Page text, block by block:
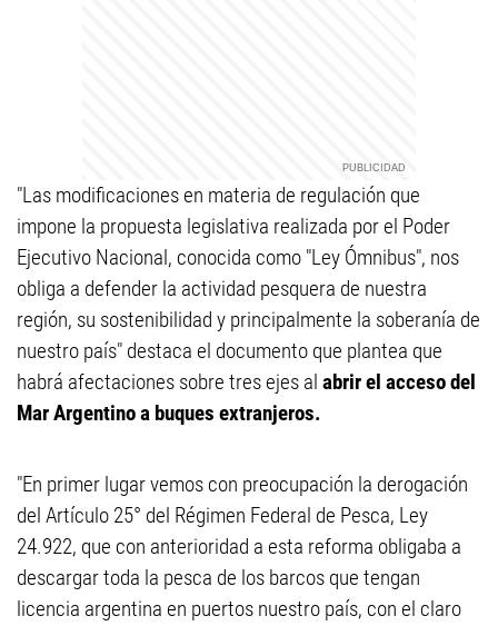
"Las modificaciones en materia de regulación que
impone la propuesta legislativa realizada por el Poder
Ejecutivo Nacional, conocida como "Ley Ómnibus", nos
obliga a defender la actividad pesquera de nuestra
región, su sostenibilidad y principalmente la soberanía de
nuestro país" destaca el documento que plantea que
habrá afectaciones sobre tres ejes al abrir el acceso del
Mar Argentino a buques extranjeros.
"En primer lugar vemos con preocupación la derogación
del Artículo 25° del Régimen Federal de Pesca, Ley
24.922, que con anterioridad a esta reforma obligaba a
descargar toda la pesca de los barcos que tengan
licencia argentina en puertos nuestro país, con el claro